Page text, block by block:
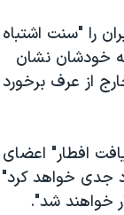
را "سنت اشتباه
خودشان نشان
از عرف برخورد
جمهوری ایران شامگاه ۳ تیر در "ضیافت افطار" اعضای
جدی خواهد کرد"
خواهند شد".